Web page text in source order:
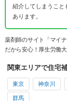
紹介してしまうこと
あります。
薬剤師のサイト「マイ
だから安心！厚生労働
関東エリアで住宅
東京 神奈川
群馬